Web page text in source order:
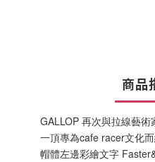
商品
GALLOP 再次與拉線藝
一頂專為cafe racer文化
帽體左邊彩繪文字